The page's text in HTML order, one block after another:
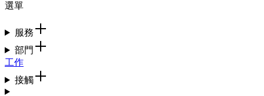
選單
服務
部門
工作
接觸